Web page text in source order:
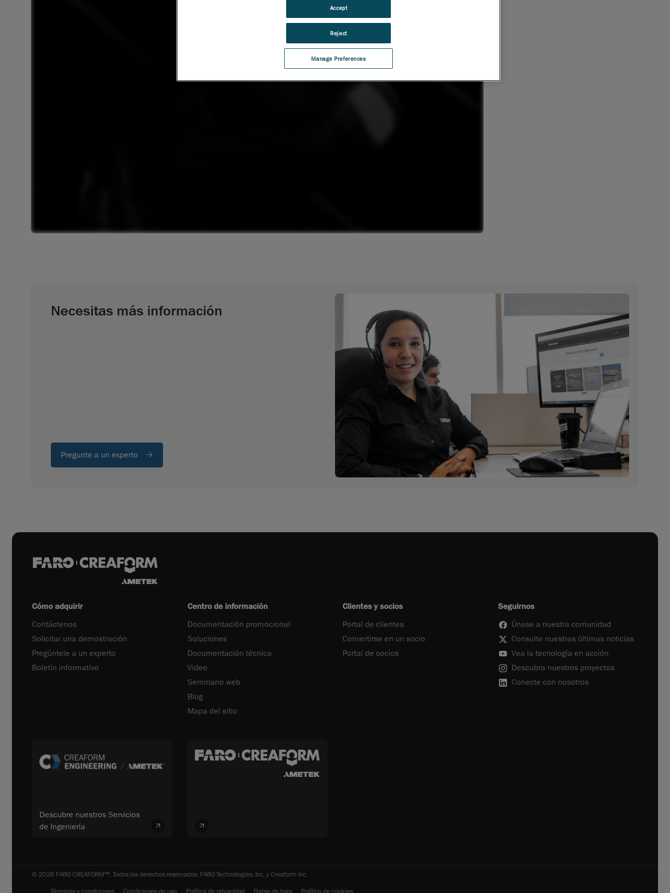
Necesitas más información
Pregunte a un experto
Cómo adquirir
Contáctenos
Solicitar una demostración
Pregúntele a un experto
Boletín informativo
Centro de información
Documentación promocional
Soluciones
Documentación técnica
Video
Seminario web
Blog
Mapa del sitio
Clientes y socios
Portal de clientes
Convertirse en un socio
Portal de socios
Seguirnos
Únase a nuestra comunidad
Consulte nuestras últimas noticias
Vea la tecnología en acción
Descubra nuestros proyectos
Conecte con nosotros
Descubre nuestros Servicios
de Ingeniería
© 2026 FARO CREAFORM™. Todos los derechos reservados. FARO Technologies, Inc. y Creaform Inc.
Términos y condiciones
Condiciones de uso Política de privacidad Darse de baja Política de cookies
Manage Preferences
Reject
Accept